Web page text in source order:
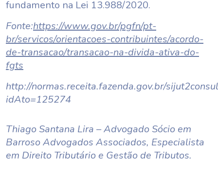
fundamento na Lei 13.988/2020.
Fonte:https://www.gov.br/pgfn/pt-
br/servicos/orientacoes-contribuintes/acordo-
de-transacao/transacao-na-divida-ativa-do-
fgts
http://normas.receita.fazenda.gov.br/
idAto=125274
Thiago Santana Lira – Advogado Sócio em
Barroso Advogados Associados, Especialista
em Direito Tributário e Gestão de Tributos.